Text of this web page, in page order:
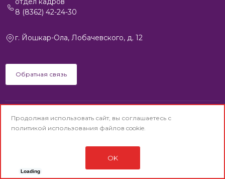
8 (8362) 42-24-30
г. Йошкар-Ола, Лобачевского, д. 12
Обратная связь
© АО «Йошкар-Олинская ТЭЦ-1» © 1992-2025
(Старая версия сайта)
Продолжая использовать сайт, вы соглашаетесь с
политикой использования файлов cookie.
OK
Loading